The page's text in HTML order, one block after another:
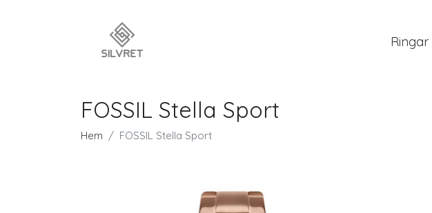
Ringar
FOSSIL Stella Sport
Hem FOSSIL Stella Sport